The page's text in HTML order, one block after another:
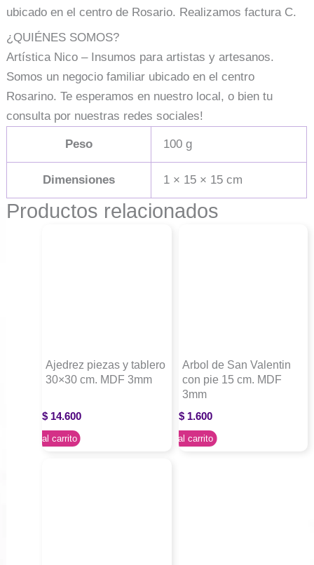
ubicado en el centro de Rosario. Realizamos factura C.
¿QUIÉNES SOMOS?
Artística Nico – Insumos para artistas y artesanos.
Somos un negocio familiar ubicado en el centro
Rosarino. Te esperamos en nuestro local, o bien tu
consulta por nuestras redes sociales!
Peso 100 g
Dimensiones 1 × 15 × 15 cm
Productos relacionados
Ajedrez piezas y tablero
30×30 cm. MDF 3mm
$ 14.600
Agregar al carrito
Arbol de San Valentin
con pie 15 cm. MDF
3mm
$1.600
Agregar al carrito